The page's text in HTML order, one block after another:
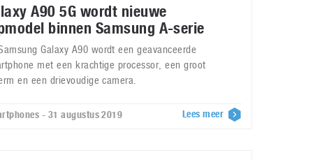
A90 5G wordt nieuwe
binnen Samsung A-serie
Galaxy A90 wordt een geavanceerde
met een krachtige processor, een groot
en een drievoudige camera.
- 31 augustus 2019 Lees meer